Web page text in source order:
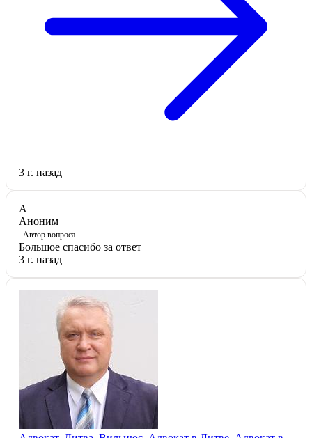
3 г. назад
А
Аноним
Автор вопроса
Большое спасибо за ответ
3 г. назад